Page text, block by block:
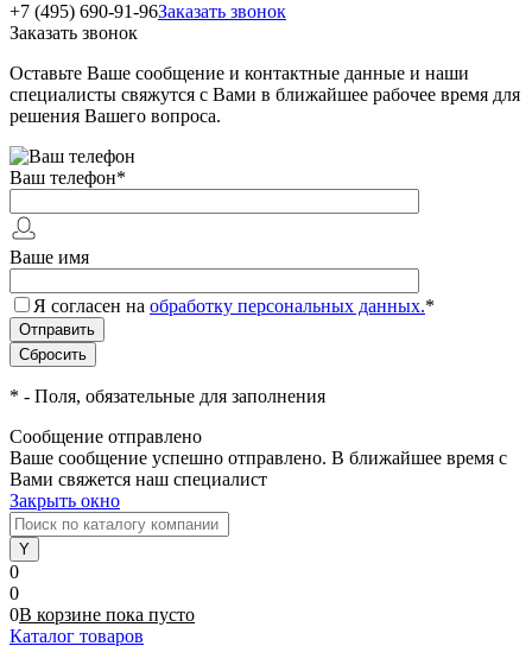
+7 (495) 690-91-96Заказать звонок
Заказать звонок
Оставьте Ваше сообщение и контактные данные и наши
специалисты свяжутся с Вами в ближайшее рабочее время для
решения Вашего вопроса.
Ваш телефон*
Ваше имя
Я согласен на обработку персональных данных.*
* - Поля, обязательные для заполнения
Сообщение отправлено
Ваше сообщение успешно отправлено. В ближайшее время с
Вами свяжется наш специалист
Закрыть окно
0
0
0В корзине пока пусто
Каталог товаров